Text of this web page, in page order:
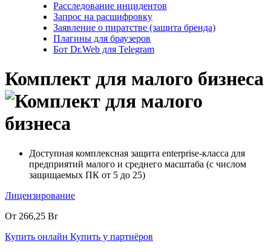
Расследование инцидентов
Запрос на расшифровку
Заявление о пиратстве (защита бренда)
Плагины для браузеров
Бот Dr.Web для Telegram
Комплект для малого бизнеса
Доступная комплексная защита enterprise-класса для
предприятий малого и среднего масштаба (с числом
защищаемых ПК от 5 до 25)
Лицензирование
От 266,25 Br
Купить онлайн Купить у партнёров